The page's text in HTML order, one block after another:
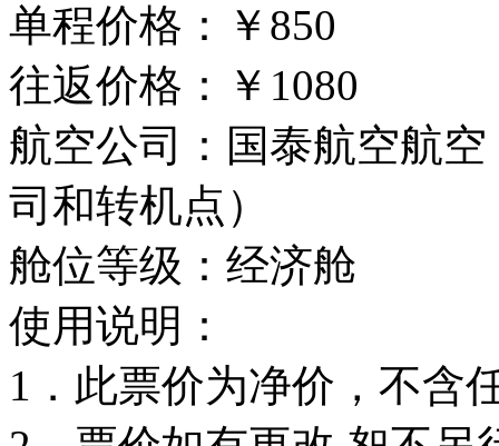
单程价格：￥850
往返价格：￥1080
航空公司：国泰航空航
司和转机点）
舱位等级：经济舱
使用说明：
1．此票价为净价，不含